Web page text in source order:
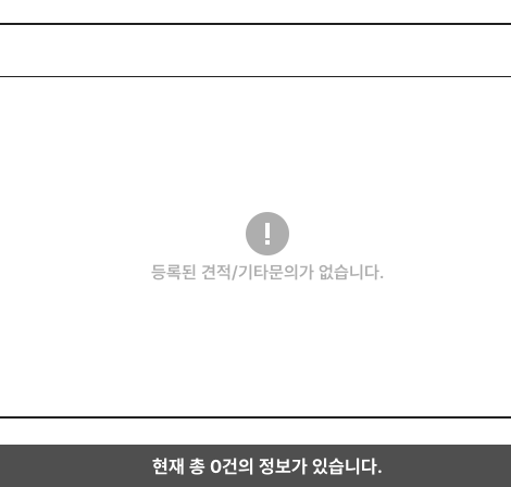
등록된 견적/기타문의가 없습니다.
현재 총 0건의 정보가 있습니다.